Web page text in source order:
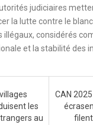
judiciaires
la lutte contre le
illégaux, considérés
et la stabilité des
les
au
CAN